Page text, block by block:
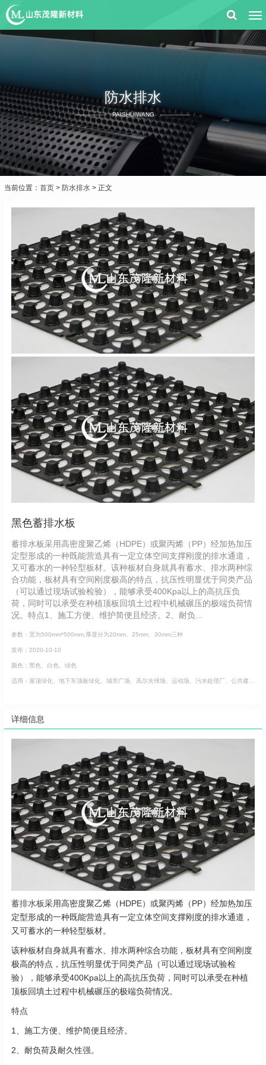
防水排水
PAISHUIWANG
当前位置： 首页 > 防水排水 > 正文
黑色蓄排水板
蓄排水板采用高密度聚乙烯（HDPE）或聚丙烯（PP）经加热加压
定型形成的一种既能营造具有一定立体空间支撑刚度的排水通道，
又可蓄水的一种轻型板材。该种板材自身就具有蓄水、排水两种综
合功能，板材具有空间刚度极高的特点，抗压性明显优于同类产品
（可以通过现场试验检验），能够承受400Kpa以上的高抗压负
荷，同时可以承受在种植顶板回填土过程中机械碾压的极端负荷情
况。特点1、施工方便、维护简便且经济。2、耐负...
参数：宽为500mm*500mm,厚度分为20mm、25mm、30mm三种
发布：2020-10-10
颜色：黑色、白色、绿色
适用：屋顶绿化、地下车顶板绿化、城市广场、高尔夫球场、运动场、污水处理厂、公共建筑绿化、广场绿化、园区内道路绿化工程。
详细信息
蓄排水板采用高密度聚乙烯（HDPE）或聚丙烯（PP）经加热加压
定型形成的一种既能营造具有一定立体空间支撑刚度的排水通道，
又可蓄水的一种轻型板材。
该种板材自身就具有蓄水、排水两种综合功能，板材具有空间刚度
极高的特点，抗压性明显优于同类产品（可以通过现场试验检
验），能够承受400Kpa以上的高抗压负荷，同时可以承受在种植
顶板回填土过程中机械碾压的极端负荷情况。
特点
1、施工方便、维护简便且经济。
2、耐负荷及耐久性强。